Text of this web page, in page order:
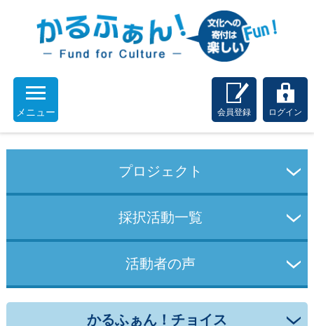
メニュー 会員登録 ログイン
プロジェクト
採択活動一覧
活動者の声
かるふぁん！チョイス